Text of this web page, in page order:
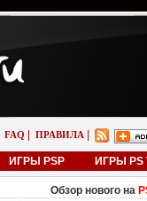
FAQ ПРАВИЛА
ИГРЫ PSP ИГРЫ PS
Обзор нового на